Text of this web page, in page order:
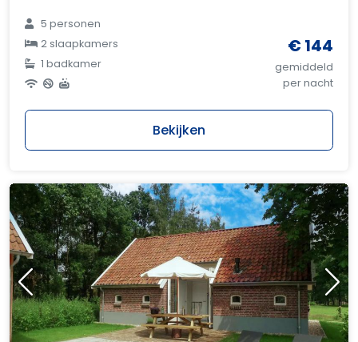
5 personen
2 slaapkamers
1 badkamer
€ 144
gemiddeld
per nacht
Bekijken